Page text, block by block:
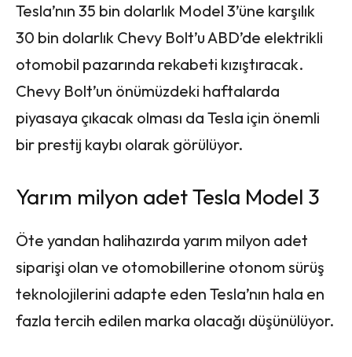
Tesla’nın 35 bin dolarlık Model 3’üne karşılık
30 bin dolarlık Chevy Bolt’u ABD’de elektrikli
otomobil pazarında rekabeti kızıştıracak.
Chevy Bolt’un önümüzdeki haftalarda
piyasaya çıkacak olması da Tesla için önemli
bir prestij kaybı olarak görülüyor.
Yarım milyon adet Tesla Model 3
Öte yandan halihazırda yarım milyon adet
siparişi olan ve otomobillerine otonom sürüş
teknolojilerini adapte eden Tesla’nın hala en
fazla tercih edilen marka olacağı düşünülüyor.